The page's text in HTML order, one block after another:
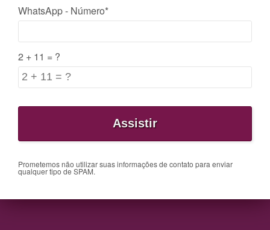
WhatsApp - Número*
2 + 11 = ?
Prometemos não utilizar suas informações de contato para enviar
qualquer tipo de SPAM.